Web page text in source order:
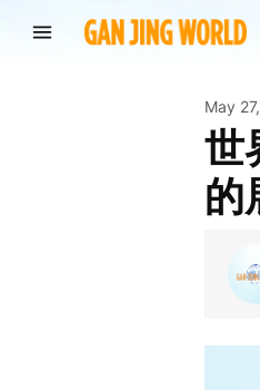
May
世界の救急医療アプリ業界展望2026：トレンド、戦略
的